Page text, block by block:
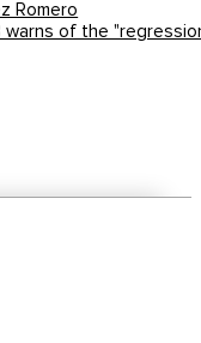
Romero
warns of the